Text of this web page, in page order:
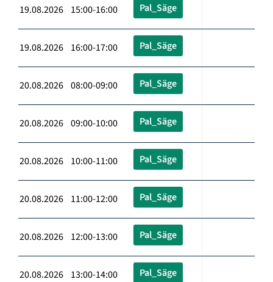
19.08.2026 15:00-16:00 Pal_Säge
19.08.2026 16:00-17:00 Pal_Säge
20.08.2026 08:00-09:00 Pal_Säge
20.08.2026 09:00-10:00 Pal_Säge
20.08.2026 10:00-11:00 Pal_Säge
20.08.2026 11:00-12:00 Pal_Säge
20.08.2026 12:00-13:00 Pal_Säge
20.08.2026 13:00-14:00 Pal_Säge